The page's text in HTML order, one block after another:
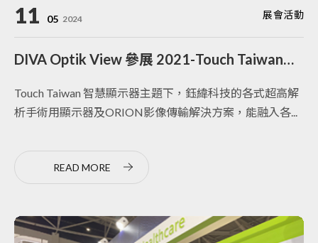
11 05 2024 展會活動
DIVA Optik View 參展 2021-Touch Taiwan智慧顯示展
Touch Taiwan 智慧顯示器主題下，鈺緯科技的各式超高解
析手術用顯示器及ORION影像傳輸解決方案，能融入各...
READ MORE